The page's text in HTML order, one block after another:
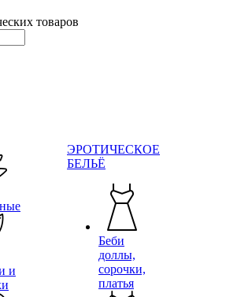
товаров
и
ЭРОТИЧЕСКОЕ
БЕЛЬЁ
Беби
доллы,
сорочки,
платья